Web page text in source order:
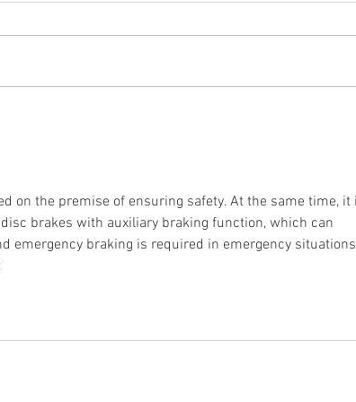
on the premise of ensuring safety. At the same time, it
brakes with auxiliary braking function, which can
emergency braking is required in emergency